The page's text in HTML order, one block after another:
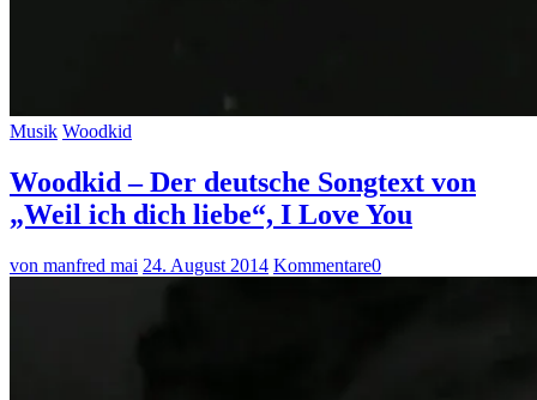
Musik Woodkid
Woodkid – Der deutsche Songtext von
„Weil ich dich liebe“, I Love You
von manfred mai 24. August 2014 Kommentare0